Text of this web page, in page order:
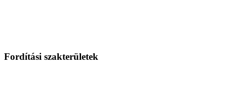
Fordítási szakterületek